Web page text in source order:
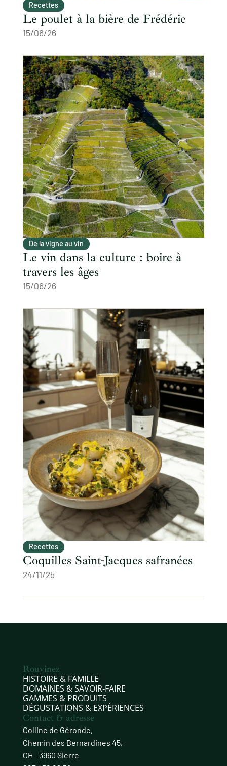
Recettes
Le poulet à la bière de Frédéric
15/06/26
De la vigne au vin
Le vin dans la culture : boire à
travers les âges
15/06/26
Recettes
Coquilles Saint-Jacques safranées
24/11/25
Rouvinez
HISTOIRE & FAMILLE
DOMAINES & SAVOIR‑FAIRE
GAMMES & PRODUITS
DÉGUSTATIONS & EXPÉRIENCES
Contact & adresse
Colline de Géronde,
Chemin des Bernardines 45,
CH - 3960 Sierre